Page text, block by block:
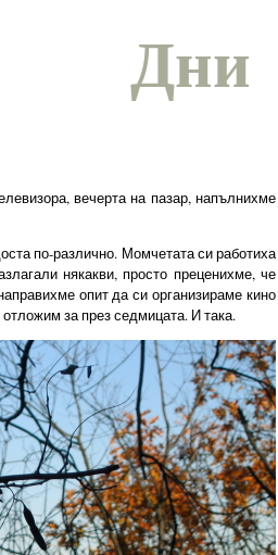
Дни
вечерта на пазар, напълнихме
по-различно. Момчетата си работиха
някакви, просто преценихме, че
опит да си организираме кино
за през седмицата. И така.